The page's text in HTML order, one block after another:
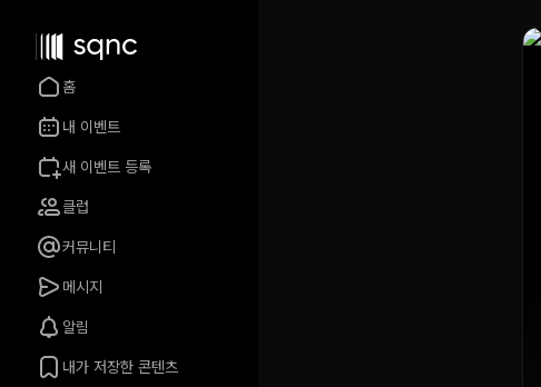
홈
내 이벤트
새 이벤트 등록
클럽
커뮤니티
메시지
알림
내가 저장한 콘텐츠